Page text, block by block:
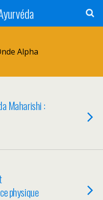
Alpha
Maharishi :
physique